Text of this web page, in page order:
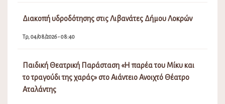
Διακοπή υδροδότησης στις Λιβανάτες Δήμου Λοκρών
Τρ, 04/08/2026 - 08:40
Παιδική Θεατρική Παράσταση «Η παρέα του Μίκυ και
το τραγούδι της χαράς» στο Αιάντειο Ανοιχτό Θέατρο
Αταλάντης